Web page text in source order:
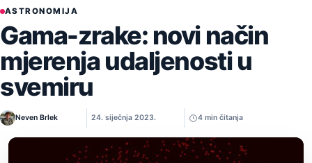
ASTRONOMIJA
Gama-zrake: novi način
mjerenja udaljenosti u
svemiru
Neven Brlek 24. siječnja 2023. 4 min čitanja